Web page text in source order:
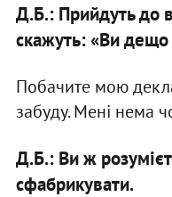
Д.Б.: Прийдуть до
скажуть: «Ви дещо
Побачите мою
забуду. Мені нема
Д.Б.: Ви ж
сфабрикувати.